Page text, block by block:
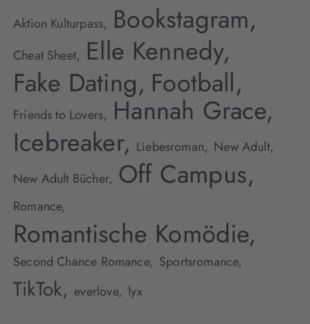
Aktion Kulturpass, Bookstagram,
Cheat Sheet, Elle Kennedy,
Fake Dating, Football,
Friends to Lovers, Hannah Grace,
Icebreaker, Liebesroman, New Adult,
New Adult Bücher, Off Campus,
Romance,
Romantische Komödie,
Second Chance Romance, Sportsromance,
TikTok, everlove, lyx